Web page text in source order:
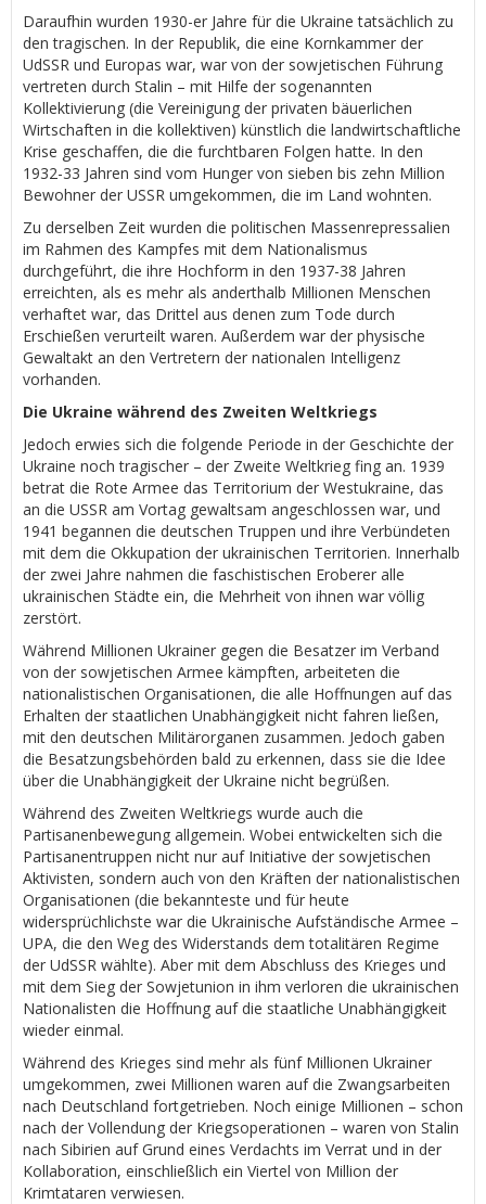
Daraufhin wurden 1930-er Jahre für die Ukraine tatsächlich zu
den tragischen. In der Republik, die eine Kornkammer der
UdSSR und Europas war, war von der sowjetischen Führung
vertreten durch Stalin – mit Hilfe der sogenannten
Kollektivierung (die Vereinigung der privaten bäuerlichen
Wirtschaften in die kollektiven) künstlich die landwirtschaftliche
Krise geschaffen, die die furchtbaren Folgen hatte. In den
1932-33 Jahren sind vom Hunger von sieben bis zehn Million
Bewohner der USSR umgekommen, die im Land wohnten.
Zu derselben Zeit wurden die politischen Massenrepressalien
im Rahmen des Kampfes mit dem Nationalismus
durchgeführt, die ihre Hochform in den 1937-38 Jahren
erreichten, als es mehr als anderthalb Millionen Menschen
verhaftet war, das Drittel aus denen zum Tode durch
Erschießen verurteilt waren. Außerdem war der physische
Gewaltakt an den Vertretern der nationalen Intelligenz
vorhanden.
Die Ukraine während des Zweiten Weltkriegs
Jedoch erwies sich die folgende Periode in der Geschichte der
Ukraine noch tragischer – der Zweite Weltkrieg fing an. 1939
betrat die Rote Armee das Territorium der Westukraine, das
an die USSR am Vortag gewaltsam angeschlossen war, und
1941 begannen die deutschen Truppen und ihre Verbündeten
mit dem die Okkupation der ukrainischen Territorien. Innerhalb
der zwei Jahre nahmen die faschistischen Eroberer alle
ukrainischen Städte ein, die Mehrheit von ihnen war völlig
zerstört.
Während Millionen Ukrainer gegen die Besatzer im Verband
von der sowjetischen Armee kämpften, arbeiteten die
nationalistischen Organisationen, die alle Hoffnungen auf das
Erhalten der staatlichen Unabhängigkeit nicht fahren ließen,
mit den deutschen Militärorganen zusammen. Jedoch gaben
die Besatzungsbehörden bald zu erkennen, dass sie die Idee
über die Unabhängigkeit der Ukraine nicht begrüßen.
Während des Zweiten Weltkriegs wurde auch die
Partisanenbewegung allgemein. Wobei entwickelten sich die
Partisanentruppen nicht nur auf Initiative der sowjetischen
Aktivisten, sondern auch von den Kräften der nationalistischen
Organisationen (die bekannteste und für heute
widersprüchlichste war die Ukrainische Aufständische Armee –
UPA, die den Weg des Widerstands dem totalitären Regime
der UdSSR wählte). Aber mit dem Abschluss des Krieges und
mit dem Sieg der Sowjetunion in ihm verloren die ukrainischen
Nationalisten die Hoffnung auf die staatliche Unabhängigkeit
wieder einmal.
Während des Krieges sind mehr als fünf Millionen Ukrainer
umgekommen, zwei Millionen waren auf die Zwangsarbeiten
nach Deutschland fortgetrieben. Noch einige Millionen – schon
nach der Vollendung der Kriegsoperationen – waren von Stalin
nach Sibirien auf Grund eines Verdachts im Verrat und in der
Kollaboration, einschließlich ein Viertel von Million der
Krimtataren verwiesen.